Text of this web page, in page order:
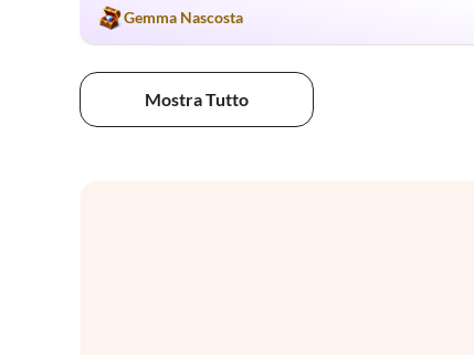
Gemma Nascosta
Mostra Tutto